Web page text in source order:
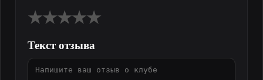
★
★
★
★
★
Текст отзыва